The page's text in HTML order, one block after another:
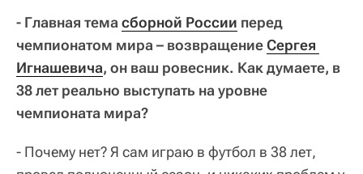
- Главная темасборной России перед
чемпионатом мира – возвращение Сергея
Игнашевича, он ваш ровесник. Как думаете, в
38 лет реально выступать на уровне
чемпионата мира?
- Почему нет? Я сам играю в футбол в 38 лет,